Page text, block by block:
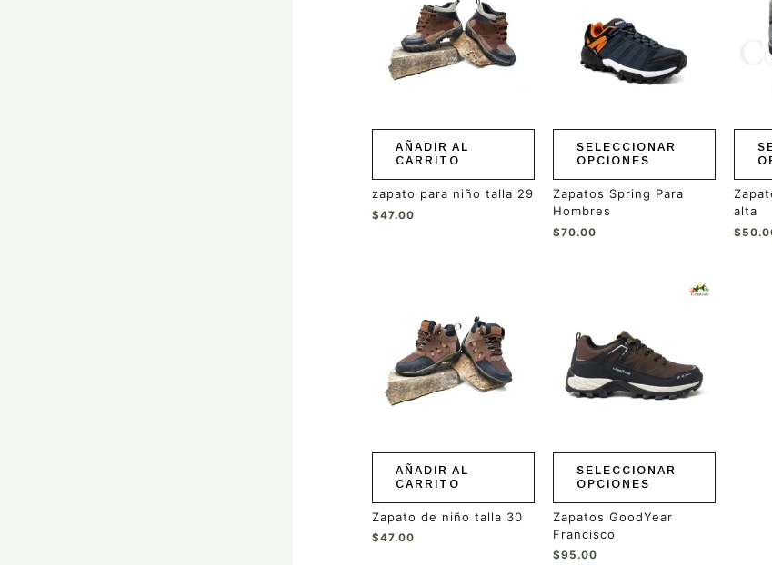
AÑADIR AL
CARRITO
zapato para niño talla 29
$47.00
SELECCIONAR
OPCIONES
variantes.
opciones
en
página
de
producto
Zapatos Spring Para
Hombres
$70.00
en
página
de
alta
$
AÑADIR AL
CARRITO
Zapato de niño talla 30
$47.00
SELECCIONAR
OPCIONES
múltiples
variantes.
Las
opciones
en
página
de
producto
Zapatos GoodYear
Francisco
$95.00